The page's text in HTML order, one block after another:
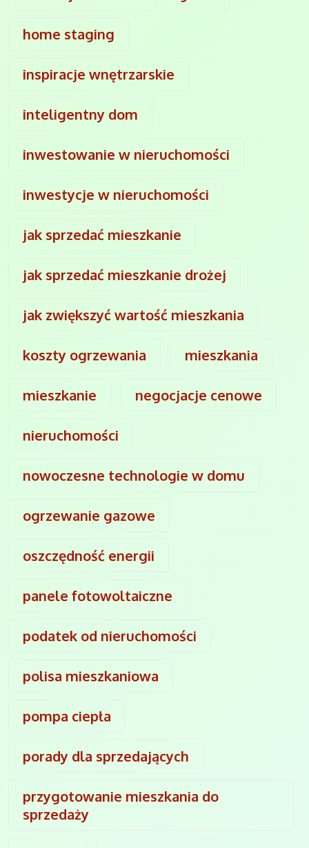
home staging
inspiracje wnętrzarskie
inteligentny dom
inwestowanie w nieruchomości
inwestycje w nieruchomości
jak sprzedać mieszkanie
jak sprzedać mieszkanie drożej
jak zwiększyć wartość mieszkania
koszty ogrzewania mieszkania
mieszkanie negocjacje cenowe
nieruchomości
nowoczesne technologie w domu
ogrzewanie gazowe
oszczędność energii
panele fotowoltaiczne
podatek od nieruchomości
polisa mieszkaniowa
pompa ciepła
porady dla sprzedających
przygotowanie mieszkania do
sprzedaży